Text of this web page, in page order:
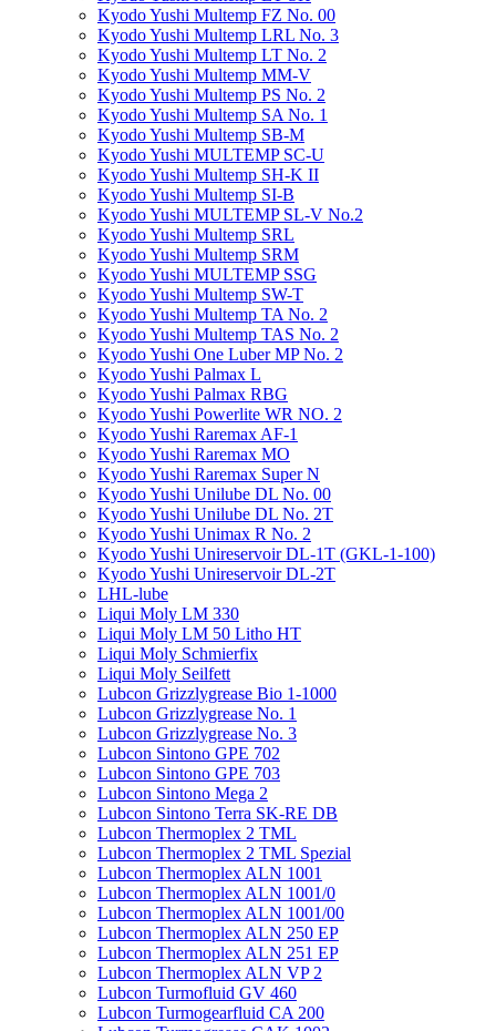
Kyodo Yushi Multemp FZ No. 00
Kyodo Yushi Multemp LRL No. 3
Kyodo Yushi Multemp LT No. 2
Kyodo Yushi Multemp MM-V
Kyodo Yushi Multemp PS No. 2
Kyodo Yushi Multemp SA No. 1
Kyodo Yushi Multemp SB-M
Kyodo Yushi MULTEMP SC-U
Kyodo Yushi Multemp SH-K II
Kyodo Yushi Multemp SI-B
Kyodo Yushi MULTEMP SL-V No.2
Kyodo Yushi Multemp SRL
Kyodo Yushi Multemp SRM
Kyodo Yushi MULTEMP SSG
Kyodo Yushi Multemp SW-T
Kyodo Yushi Multemp TA No. 2
Kyodo Yushi Multemp TAS No. 2
Kyodo Yushi One Luber MP No. 2
Kyodo Yushi Palmax L
Kyodo Yushi Palmax RBG
Kyodo Yushi Powerlite WR NO. 2
Kyodo Yushi Raremax AF-1
Kyodo Yushi Raremax MO
Kyodo Yushi Raremax Super N
Kyodo Yushi Unilube DL No. 00
Kyodo Yushi Unilube DL No. 2T
Kyodo Yushi Unimax R No. 2
Kyodo Yushi Unireservoir DL-1T (GKL-1-100)
Kyodo Yushi Unireservoir DL-2T
LHL-lube
Liqui Moly LM 330
Liqui Moly LM 50 Litho HT
Liqui Moly Schmierfix
Liqui Moly Seilfett
Lubcon Grizzlygrease Bio 1-1000
Lubcon Grizzlygrease No. 1
Lubcon Grizzlygrease No. 3
Lubcon Sintono GPE 702
Lubcon Sintono GPE 703
Lubcon Sintono Mega 2
Lubcon Sintono Terra SK-RE DB
Lubcon Thermoplex 2 TML
Lubcon Thermoplex 2 TML Spezial
Lubcon Thermoplex ALN 1001
Lubcon Thermoplex ALN 1001/0
Lubcon Thermoplex ALN 1001/00
Lubcon Thermoplex ALN 250 EP
Lubcon Thermoplex ALN 251 EP
Lubcon Thermoplex ALN VP 2
Lubcon Turmofluid GV 460
Lubcon Turmogearfluid CA 200